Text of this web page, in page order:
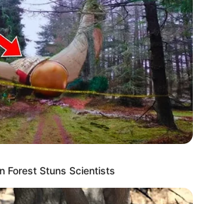
Forest Stuns Scientists